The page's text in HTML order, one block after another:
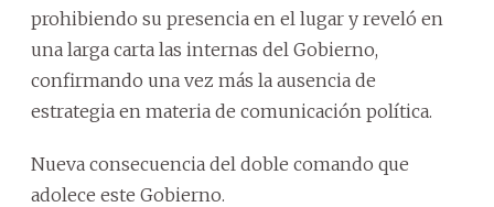
prohibiendo su presencia en el lugar y reveló en
una larga carta las internas del Gobierno,
confirmando una vez más la ausencia de
estrategia en materia de comunicación política.
Nueva consecuencia del doble comando que
adolece este Gobierno.